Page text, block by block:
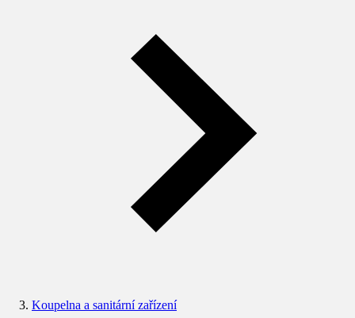
Koupelna a sanitární zařízení